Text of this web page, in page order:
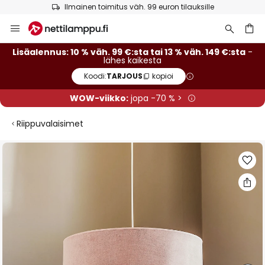
Ilmainen toimitus väh. 99 euron tilauksille
to
Content
Lisäalennus: 10 % väh. 99 €:sta tai 13 % väh. 149 €:sta -
lähes kaikesta
Koodi:TARJOUS kopioi
WOW-viikko:jopa -70 % >
Riippuvalaisimet
Skip